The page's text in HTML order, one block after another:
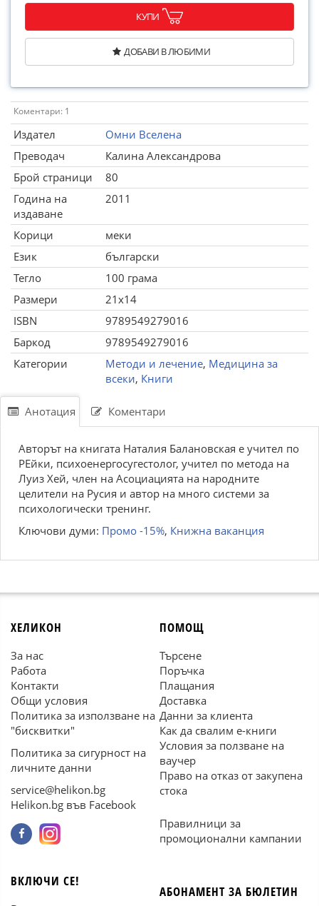
КУПИ
ДОБАВИ В ЛЮБИМИ
Коментари: 1
Издател
Омни Вселена
Преводач
Калина Александрова
Брой страници
80
Година на
издаване
2011
Корици
меки
Език
български
Тегло
100 грама
Размери
21x14
ISBN
9789549279016
Баркод
9789549279016
Категории
Методи и лечение, Медицина за
всеки, Книги
Анотация Коментари
Авторът на книгата Наталия Балановская е учител по
РЕйки, психоенергосугестолог, учител по метода на
Луиз Хей, член на Асоциацията на народните
целители на Русия и автор на много системи за
психологически тренинг.
Ключови думи: Промо -15%, Книжна ваканция
ХЕЛИКОН
За нас
Работа
Контакти
Общи условия
Политика за използване на
"бисквитки"
Политика за сигурност на
личните данни
service@helikon.bg
Helikon.bg във Facebook
ПОМОЩ
Търсене
Поръчка
Плащания
Доставка
Данни за клиента
Как да свалим е-книги
Условия за ползване на
ваучер
Право на отказ от закупена
стока
Правилници за
промоционални кампании
ВКЛЮЧИ СЕ!
АБОНАМЕНТ ЗА БЮЛЕТИН